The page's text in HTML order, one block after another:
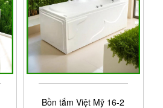
Bồn tắm Việt Mỹ 16-2